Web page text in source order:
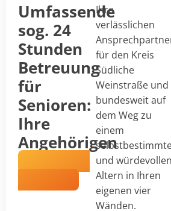
Umfassende
sog. 24
Stunden
Betreuung
für
Senioren:
Ihre
Angehörigen
in besten
Händen
Ihre
verlässlichen
für den Kreis
Südliche
Weinstraße und
bundesweit auf
dem Weg zu
einem
und würdevollen
Altern in Ihren
eigenen vier
Wänden.